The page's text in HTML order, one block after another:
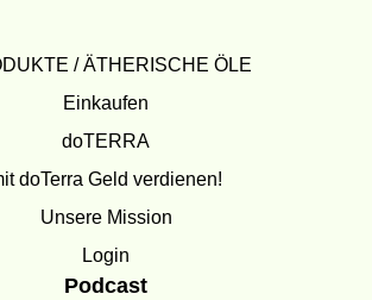
/ ÄTHERISCHE ÖLE
Einkaufen
doTERRA
doTerra Geld verdienen!
Unsere Mission
Login
Podcast